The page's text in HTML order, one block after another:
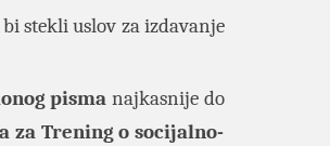
stekli uslov za izdavanje
pismanajkasnije do
za Trening o socijalno-